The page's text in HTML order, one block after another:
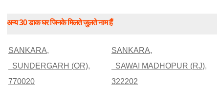
अन्य 30 डाक घर जिनके मिलते जुलते नाम हैं
SANKARA,
SUNDERGARH (OR),
770020
SANKARA,
SAWAI MADHOPUR (RJ),
322202